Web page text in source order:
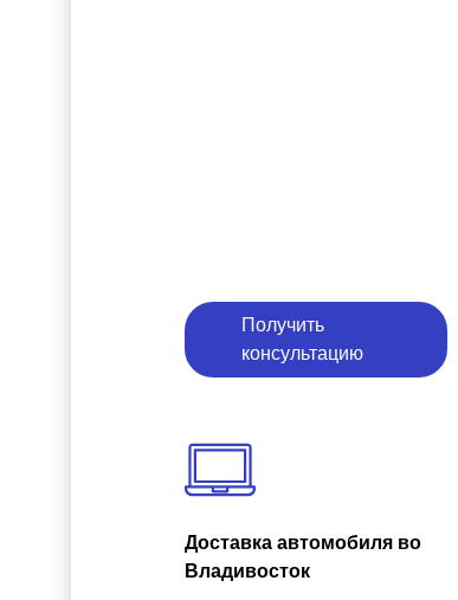
Получить
консультацию
Доставка автомобиля во
Владивосток